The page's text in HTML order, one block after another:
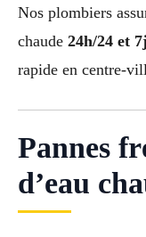
Nos plombiers
chaude 24h/24 et
rapide en centre-
Pannes
d’eau